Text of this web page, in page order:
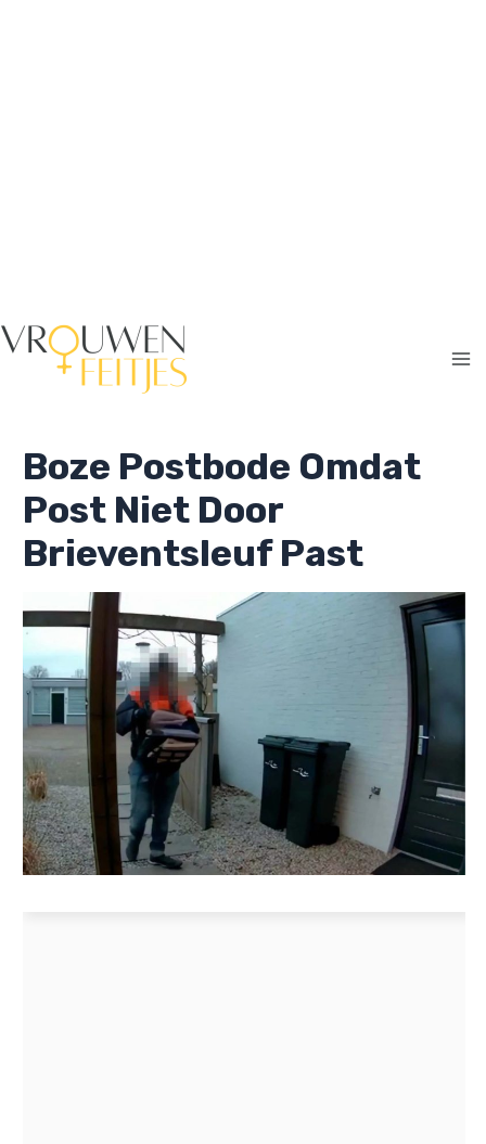
Boze Postbode Omdat
Post Niet Door
Brieventsleuf Past